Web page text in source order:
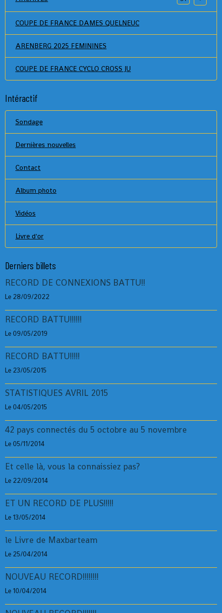
COUPE DE FRANCE DAMES QUELNEUC
ARENBERG 2025 FEMININES
COUPE DE FRANCE CYCLO CROSS JU
Intéractif
Sondage
Dernières nouvelles
Contact
Album photo
Vidéos
Livre d'or
Derniers billets
RECORD DE CONNEXIONS BATTU!!
Le 28/09/2022
RECORD BATTU!!!!!!
Le 09/05/2019
RECORD BATTU!!!!!
Le 23/05/2015
STATISTIQUES AVRIL 2015
Le 04/05/2015
42 pays connectés du 5 octobre au 5 novembre
Le 05/11/2014
Et celle là, vous la connaissiez pas?
Le 22/09/2014
ET UN RECORD DE PLUS!!!!!
Le 13/05/2014
le Livre de Maxbarteam
Le 25/04/2014
NOUVEAU RECORD!!!!!!!!
Le 10/04/2014